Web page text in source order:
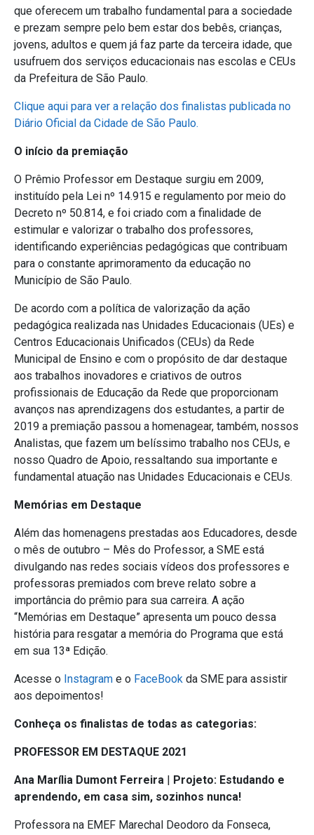
que oferecem um trabalho fundamental para a sociedade
e prezam sempre pelo bem estar dos bebês, crianças,
jovens, adultos e quem já faz parte da terceira idade, que
usufruem dos serviços educacionais nas escolas e CEUs
da Prefeitura de São Paulo.
Clique aqui para ver a relação dos finalistas publicada no
Diário Oficial da Cidade de São Paulo.
O início da premiação
O Prêmio Professor em Destaque surgiu em 2009,
instituído pela Lei nº 14.915 e regulamento por meio do
Decreto nº 50.814, e foi criado com a finalidade de
estimular e valorizar o trabalho dos professores,
identificando experiências pedagógicas que contribuam
para o constante aprimoramento da educação no
Município de São Paulo.
De acordo com a política de valorização da ação
pedagógica realizada nas Unidades Educacionais (UEs) e
Centros Educacionais Unificados (CEUs) da Rede
Municipal de Ensino e com o propósito de dar destaque
aos trabalhos inovadores e criativos de outros
profissionais de Educação da Rede que proporcionam
avanços nas aprendizagens dos estudantes, a partir de
2019 a premiação passou a homenagear, também, nossos
Analistas, que fazem um belíssimo trabalho nos CEUs, e
nosso Quadro de Apoio, ressaltando sua importante e
fundamental atuação nas Unidades Educacionais e CEUs.
Memórias em Destaque
Além das homenagens prestadas aos Educadores, desde
o mês de outubro – Mês do Professor, a SME está
divulgando nas redes sociais vídeos dos professores e
professoras premiados com breve relato sobre a
importância do prêmio para sua carreira. A ação
“Memórias em Destaque” apresenta um pouco dessa
história para resgatar a memória do Programa que está
em sua 13ª Edição.
Acesse o Instagram e o FaceBook da SME para assistir
aos depoimentos!
Conheça os finalistas de todas as categorias:
PROFESSOR EM DESTAQUE 2021
Ana Marília Dumont Ferreira | Projeto: Estudando e
aprendendo, em casa sim, sozinhos nunca!
Professora na EMEF Marechal Deodoro da Fonseca,